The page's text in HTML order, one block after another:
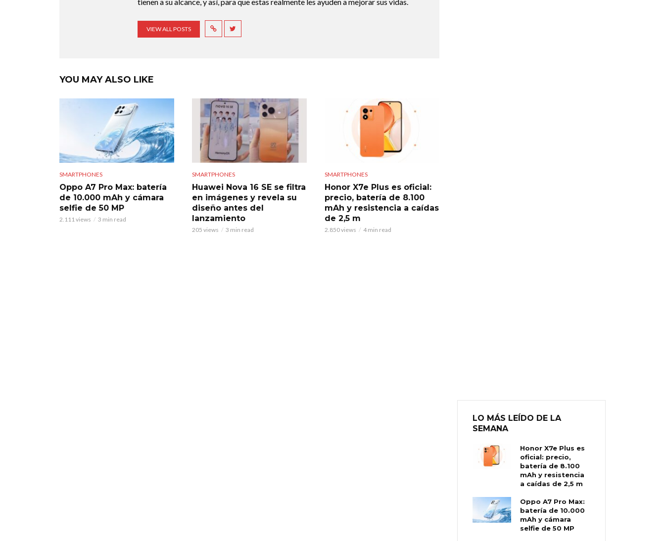
VIEW ALL POSTS
YOU MAY ALSO LIKE
SMARTPHONES
Oppo A7 Pro Max: batería
de 10.000 mAh y cámara
selfie de 50 MP
2.111 views 3 min read
SMARTPHONES
Huawei Nova 16 SE se filtra
en imágenes y revela su
diseño antes del
lanzamiento
205 views 3 min read
SMARTPHONES
Honor X7e Plus es oficial:
precio, batería de 8.100
mAh y resistencia a caídas
de 2,5 m
2.850 views 4 min read
LO MÁS LEÍDO DE LA
SEMANA
Honor X7e Plus es
oficial: precio,
batería de 8.100
mAh y resistencia
a caídas de 2,5 m
Oppo A7 Pro Max:
batería de 10.000
mAh y cámara
selfie de 50 MP